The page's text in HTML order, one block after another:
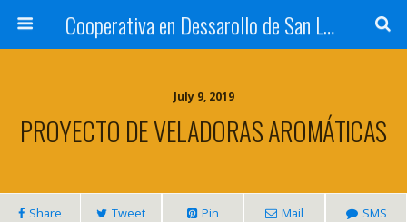
Cooperativa en Dessarollo de San Luis
July 9, 2019
PROYECTO DE VELADORAS AROMÁTICAS
Share Tweet Pin Mail SMS